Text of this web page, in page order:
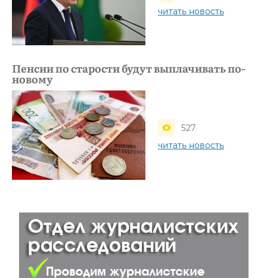
читать новость
Пенсии по старости будут выплачивать по-
новому
527
читать новость